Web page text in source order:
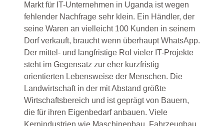
Markt für IT-Unternehmen in Uganda ist wegen
fehlender Nachfrage sehr klein. Ein Händler, der
seine Waren an vielleicht 100 Kunden in seinem
Dorf verkauft, braucht wenn überhaupt WhatsApp.
Der mittel- und langfristige RoI vieler IT-Projekte
steht im Gegensatz zur eher kurzfristig
orientierten Lebensweise der Menschen. Die
Landwirtschaft in der mit Abstand größte
Wirtschaftsbereich und ist geprägt von Bauern,
die für ihren Eigenbedarf anbauen. Viele